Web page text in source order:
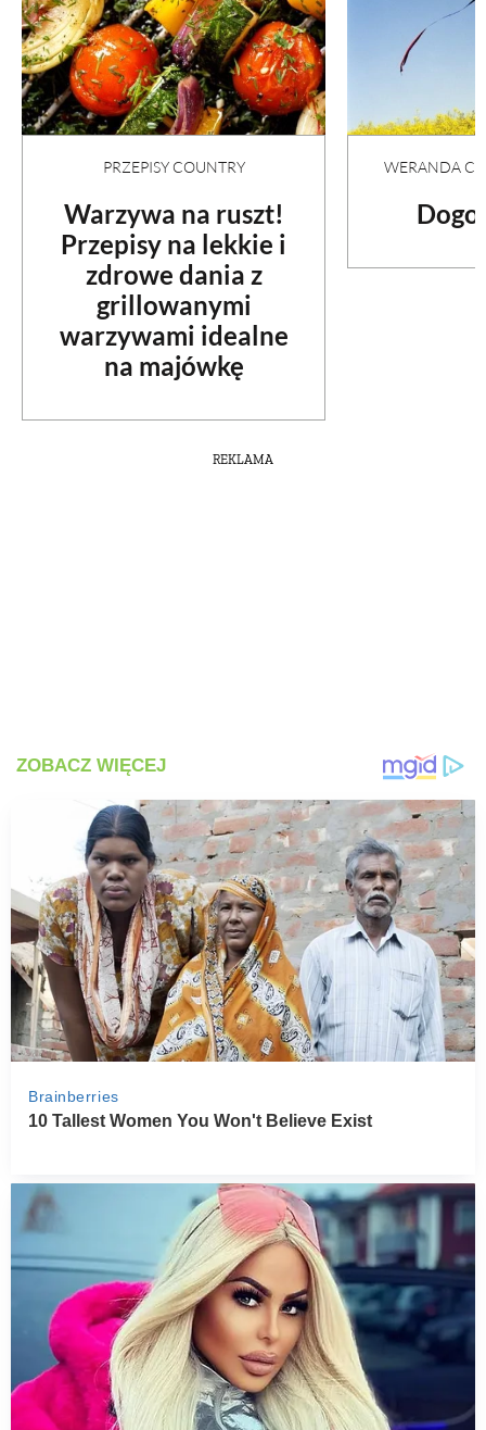
PRZEPISY COUNTRY
Warzywa na ruszt!
Przepisy na lekkie i
zdrowe dania z
grillowanymi
warzywami idealne
na majówkę
WERANDA
REKLAMA